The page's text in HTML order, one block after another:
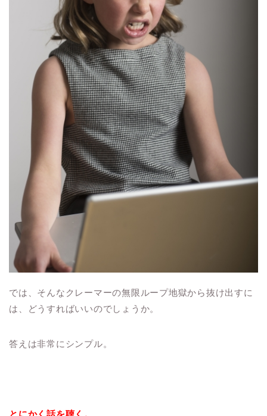
では、そんなクレーマーの無限ループ地獄から抜け出すに
は、どうすればいいのでしょうか。
答えは非常にシンプル。